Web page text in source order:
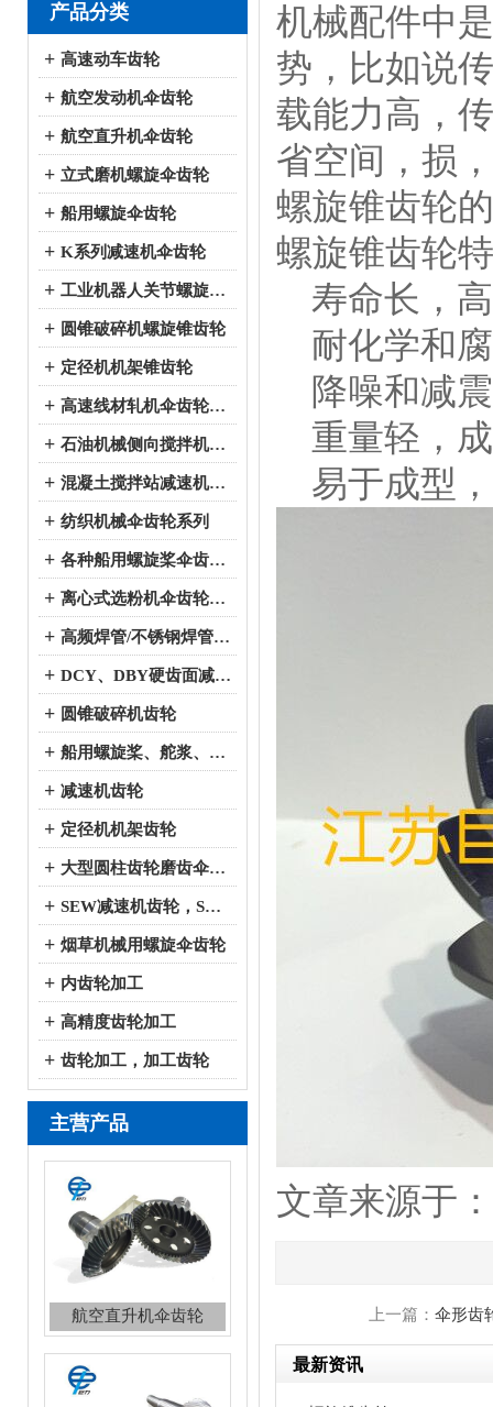
产品分类
+ 高速动车齿轮
+ 航空发动机伞齿轮
+ 航空直升机伞齿轮
+ 立式磨机螺旋伞齿轮
+ 船用螺旋伞齿轮
+ K系列减速机伞齿轮
+ 工业机器人关节螺旋伞齿轮
+ 圆锥破碎机螺旋锥齿轮
+ 定径机机架锥齿轮
+ 高速线材轧机伞齿轮系列
+ 石油机械侧向搅拌机伞齿轮系列
+ 混凝土搅拌站减速机伞齿轮系列
+ 纺织机械伞齿轮系列
+ 各种船用螺旋桨伞齿轮系列
+ 离心式选粉机伞齿轮系列
+ 高频焊管/不锈钢焊管、冷弯成型机伞齿轮系列
+ DCY、DBY硬齿面减速机伞齿轮系列
+ 圆锥破碎机齿轮
+ 船用螺旋桨、舵浆、侧向推进器--弧锥齿轮系列
+ 减速机齿轮
+ 定径机机架齿轮
+ 大型圆柱齿轮磨齿伞齿轮
+ SEW减速机齿轮，SEW减速机配件
+ 烟草机械用螺旋伞齿轮
+ 内齿轮加工
+ 高精度齿轮加工
+ 齿轮加工，加工齿轮
主营产品
航空直升机伞齿轮
机械配件中
势，比如说
载能力高，
省空间，损
螺旋锥齿轮
螺旋锥齿轮
寿命长，
耐化学和
降噪和减震
重量轻，
易于成型
文章来源于
上一篇： 伞形齿
最新资讯